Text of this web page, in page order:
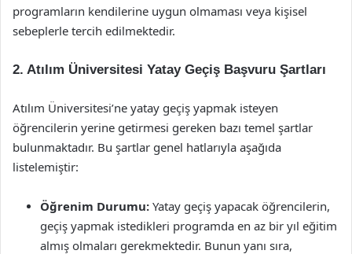
programların kendilerine uygun olmaması veya kişisel
sebeplerle tercih edilmektedir.
2. Atılım Üniversitesi Yatay Geçiş Başvuru Şartları
Atılım Üniversitesi’ne yatay geçiş yapmak isteyen
öğrencilerin yerine getirmesi gereken bazı temel şartlar
bulunmaktadır. Bu şartlar genel hatlarıyla aşağıda
listelemiştir:
Öğrenim Durumu: Yatay geçiş yapacak öğrencilerin,
geçiş yapmak istedikleri programda en az bir yıl eğitim
almış olmaları gerekmektedir. Bunun yanı sıra,